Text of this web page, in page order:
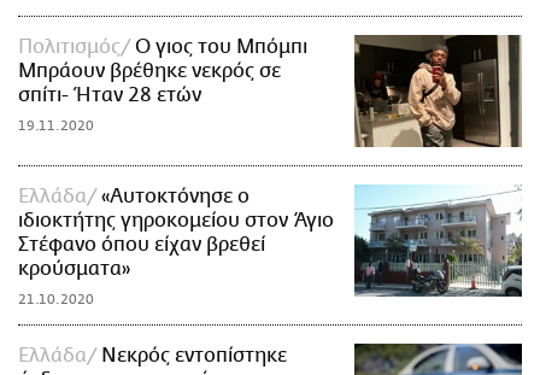
Πολιτισμός
Ο γιος του Μπόμπι
Μπράουν βρέθηκε νεκρός σε
σπίτι- Ήταν 28 ετών
19.11.2020
Ελλάδα
«Αυτοκτόνησε ο
ιδιοκτήτης γηροκομείου στον Άγιο
Στέφανο όπου είχαν βρεθεί
κρούσματα»
21.10.2020
Ελλάδα
Νεκρός εντοπίστηκε